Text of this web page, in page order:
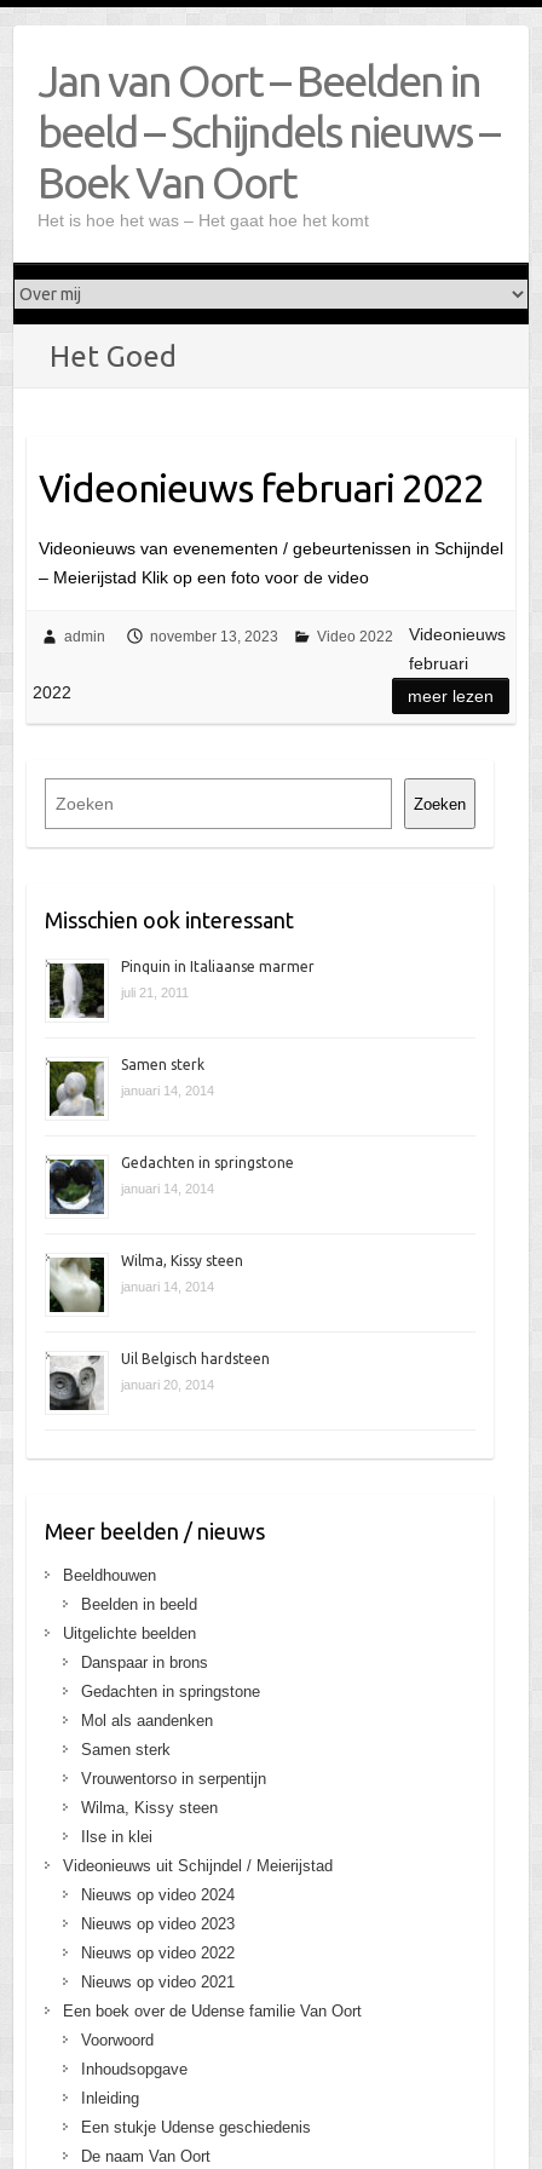
Jan van Oort – Beelden in
beeld – Schijndels nieuws –
Boek Van Oort
Het is hoe het was – Het gaat hoe het komt
Het Goed
Videonieuws februari 2022
Videonieuws van evenementen / gebeurtenissen in Schijndel
– Meierijstad Klik op een foto voor de video
admin november 13, 2023 Video 2022
Videonieuws
februari
2022
meer lezen
e
Zoeken
Misschien ook interessant
Pinquin in Italiaanse marmer
juli 21, 2011
Samen sterk
januari 14, 2014
Gedachten in springstone
januari 14, 2014
Wilma, Kissy steen
januari 14, 2014
Uil Belgisch hardsteen
januari 20, 2014
Meer beelden / nieuws
Beeldhouwen
Beelden in beeld
Uitgelichte beelden
Danspaar in brons
Gedachten in springstone
Mol als aandenken
Samen sterk
Vrouwentorso in serpentijn
Wilma, Kissy steen
Ilse in klei
Videonieuws uit Schijndel / Meierijstad
Nieuws op video 2024
Nieuws op video 2023
Nieuws op video 2022
Nieuws op video 2021
Een boek over de Udense familie Van Oort
Voorwoord
Inhoudsopgave
Inleiding
Een stukje Udense geschiedenis
De naam Van Oort